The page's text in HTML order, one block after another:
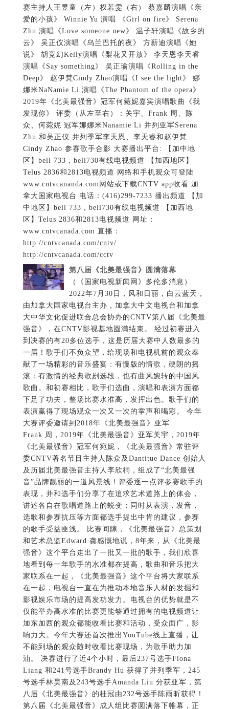
赛主持人王昱童（左）权若雯（右） 蔡嘉麟演唱《亲
爱的小孩》 Winnie Yu 演唱 《Girl on fire》 Serena
Zhu 演唱《Love someone new》 温子轩演唱《故乡的
云》 吴正仪演唱《乌兰巴托的夜》 方薪迪演唱《她
说》 胡竞幻Kelly演唱《梨花又开放》 李天恩李天睿
演唱《Say something》 吴正瑜演唱《Rolling in the
Deep》 赵伊梵Cindy Zhao演唱《I see the light》 娜
娜米NaNamie Li 演唱《The Phantom of the opera》
2019年《北美最强音》冠军何菀妮嘉宾演唱歌曲《我
发现你》 评委（从左至右）：关宇、Frank 周、陈
众、何菀妮 冠军娜娜米Nanamie Li 并列亚军Serena
Zhu 和吴正仪 并列季军李天恩、李天睿和赵伊梵
Cindy Zhao 参赛歌手合影 大赛播出平台: 【加中地
区】bell 733，bell730有线电视频道 【加西地区】
Telus 2836和2813电视频道 网络和手机观众可登陆
www.cntvcananda.com网站或下载CNTV app收看 加
拿大国家电视台 电话：(416)299-7233 播出频道 【加
中地区】bell 733，bell730有线电视频道 【加西地
区】Telus 2836和2813电视频道 网址：
www.cntvcanada.com 直播：
http://cntvcanada.com/cntv/
http://cntvcanada.com/cctv
第八届《北美最强音》圆满落幕
（《国家电视新闻网》多伦多消息）
2022年7月30日，风和日丽，白云蓝天，
由加拿大国家电视台主办，加拿大中文电视台和加拿
大中华文化促进联合总会协办的CNTV第八届《北美最
强音》，在CNTV影视基地圆满结束。 经过初赛进入
到决赛的有20多位选手，这是历届大赛中人数最多的
一届！歌手们不负众望，给现场和电视机前的观众奉
献了一场精彩的音乐盛宴：有慢版的情歌，硬朗的摇
滚：有激情的经典歌剧选段，也有曲风婉转的中国风
歌曲。和初赛相比，歌手们选曲，演唱和表演方面都
下足了功夫，整场比赛水准高，发挥出色。歌手们的
表演赢得了现场观众一次又一次的掌声和喝彩。 今年
大赛评委邀请到2018年《北美最强音》亚军
Frank 周，2019年《北美最强音》亚军关宇，2019年
《北美最强音》冠军何宛妮，《北美最强音》常驻评
委CNTV著名节目主持人陈众及Dantitue Dance 创始人
及历届北美最强音主持人李欣桐，组成了“北美最强
音”品牌靓丽的一道风景线！评委逐一点评参赛歌手的
表现，并和选手们分享了在追求艺术道路上的体会，
讲述各自在歌唱道路上的蜕变；同时从表演，发音，
选歌和参赛抗压等方面都选手提出中肯的建议，参赛
的歌手受益匪浅。 比赛间隙，《北美最强音》总策划
和艺术总监Edward 龚感慨地说，8年来，从《北美最
强音》这个平台走出了一批又一批的歌手，我们欣喜
地看到每一年歌手的水准都在提高，歌曲和音乐把大
家联系在一起，《北美最强音》这个平台将大家联系
在一起，电视台一直在为推动本地音乐人材的发掘和
影视娱乐市场的提高发功发力。电视台的优势就是不
仅能举办高水准的比赛更能够通过拥有的电视频道让
加东加西的观众都能收看比赛和活动，受众面广，影
响力大。今年大赛还首次推出YouTube线上直播，让
不能到场的观众随时收看比赛现场，为歌手助力加
油。 决赛进行了近4个小时，最后237号选手Fiona
Liang 和241号选手Brandy Hu 获得了并列季军，245
号选手林昊南及243号选手Amanda Liu 分获亚军，第
八届《北美最强音》的桂冠由232号选手陈雨昕获得！
第八届《北美最强音》成人组比赛圆满落下帷幕，正